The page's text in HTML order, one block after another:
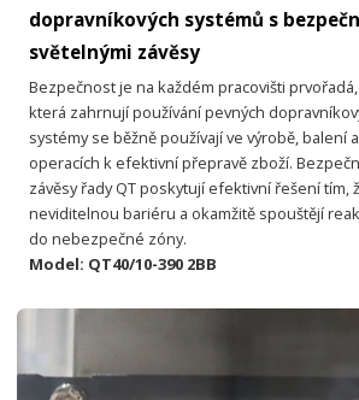
dopravníkových systémů s
světelnými závěsy
Bezpečnost je na každém pracovišti
která zahrnují používání pevných
systémy se běžně používají ve výrobě, balení
operacích k efektivní přepravě zboží.
závěsy řady QT poskytují efektivní řešení tím,
neviditelnou bariéru a okamžitě spouštějí
do nebezpečné zóny.
Model: QT40/10-390 2BB